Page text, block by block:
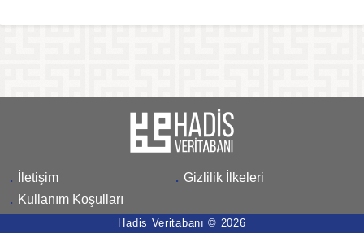
. İletişim . Gizlilik İlkeleri
. Kullanım Koşulları
Hadis Veritabanı © 2026